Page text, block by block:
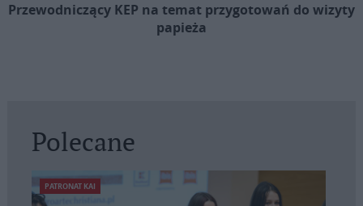
Przewodniczący KEP na temat przygotowań do wizyty
papieża
Polecane
PATRONAT KAI